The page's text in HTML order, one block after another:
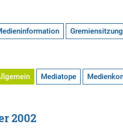
Mediatope
2002